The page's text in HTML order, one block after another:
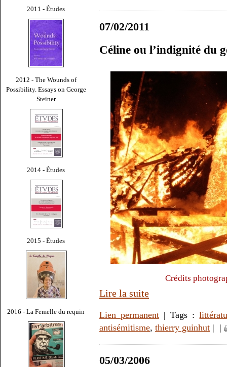
2011 - Études
2012 - The Wounds of
Possibility. Essays on George
Steiner
2014 - Études
2015 - Études
2016 - La Femelle du requin
07/02/2011
Céline ou l’indignité du
Crédits
Lire la suite
Lien permanent | Tags :
antisémitisme, thierry guinhut | |
05/03/2006